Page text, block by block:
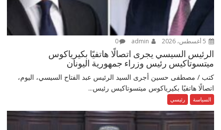
0
الرئيس السيسي يجرى اتصالًا هاتفيًا بكيرياكوس
ميتسوتاكيس رئيس وزراء جمهورية اليونان
كتب / مصطفى حسين أجرى السيد الرئيس عبد الفتاح السيسي، اليوم،
اتصالًا هاتفيًا بكيرياكوس ميتسوتاكيس رئيس...
السياسة رئيسي